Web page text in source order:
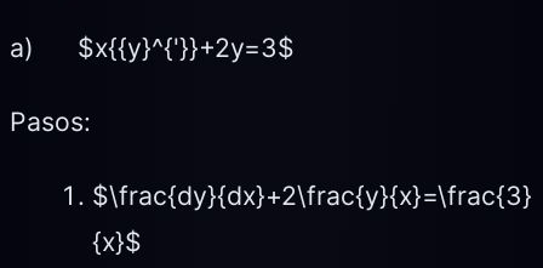
a) $x{{y}^{'}}+2y=3$
Pasos:
$\frac{dy}{dx}+2\frac{y}{x}=\frac{3}
{x}$